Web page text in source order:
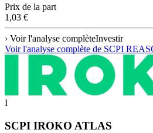
Prix de la part
1,03 €
› Voir l'analyse complèteInvestir
Voir l'analyse complète de SCPI
I
SCPI IROKO ATLAS